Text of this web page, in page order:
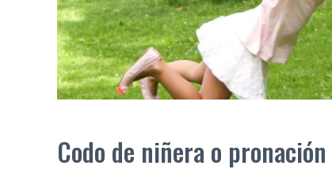
Codo de niñera o